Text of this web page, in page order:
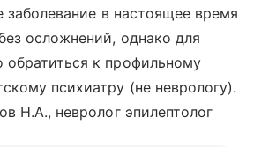
в настоящее время
осложнений, однако для
обратиться к профильному
психиатру (не неврологу).
Н.А., невролог эпилептолог